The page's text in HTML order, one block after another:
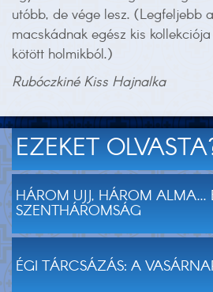
utóbb, de vége lesz. (Legfeljebb
macskádnak egész kis
kötött holmikból.)
Rubóczkiné Kiss Hajnalka
EZEKET
HÁROM UJJ, HÁROM ALMA...
SZENTHÁROMSÁG
ÉGI TÁRCSÁZÁS: A